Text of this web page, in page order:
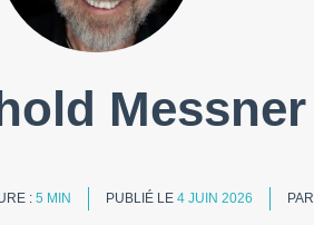
Messner
: 5 MIN PUBLIÉ LE 4 JUIN 2026 PAR